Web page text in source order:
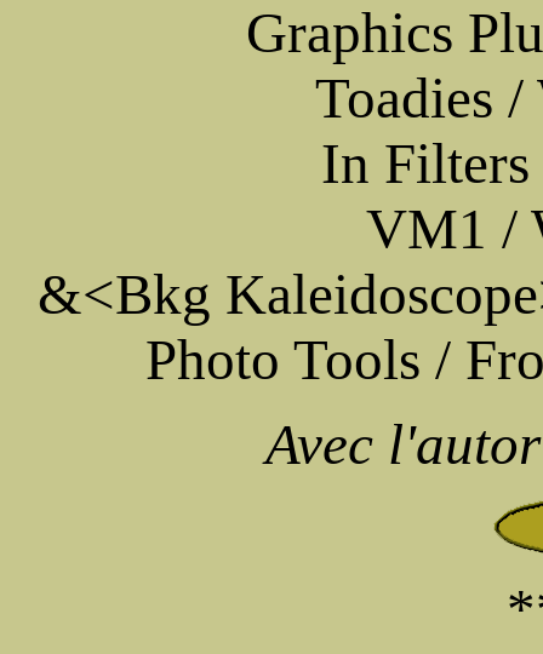
Graphics
Toadies /
In
VM1 /
&<Bkg
Photo Tools /
Avec